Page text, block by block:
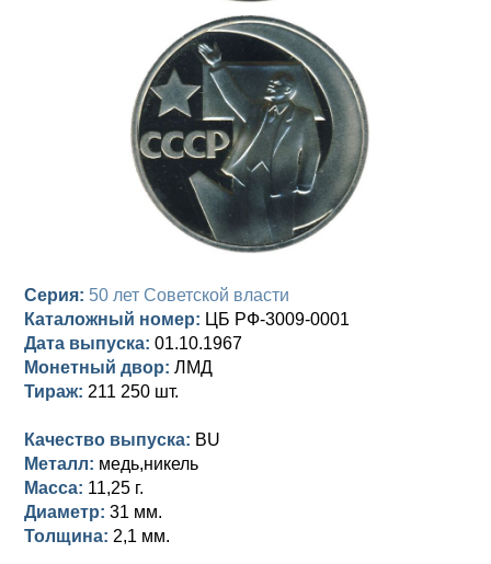
Памятные и донативные
Сибирские монеты
Для Молдавии и Валахии
Таврические монеты
Для Пруссии
Альбертусталер
Анна Иоанновна (1730-1740)
Петр II (1727-1730)
Екатерина I (1725-1727)
Петр I (1682-1725)
Медь
Для Речи Посполитой
Серия: 50 лет Советской власти
Каталожный номер: ЦБ РФ-3009-0001
Дата выпуска: 01.10.1967
Монетный двор: ЛМД
Тираж: 211 250 шт.
Качество выпуска: BU
Металл: медь,никель
Масса: 11,25 г.
Диаметр: 31 мм.
Толщина: 2,1 мм.